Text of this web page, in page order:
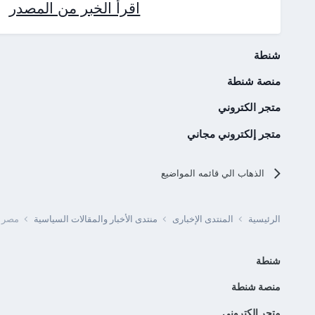
اقرأ الخبر من المصدر
شنطة
منصة شنطة
متجر الكتروني
متجر إلكتروني مجاني
الذهاب الي قائمه المواضيع
الرئيسية المنتدى الإخبارى منتدى الأخبار والمقالات السياسية مصر -
شنطة
منصة شنطة
متجر الكتروني